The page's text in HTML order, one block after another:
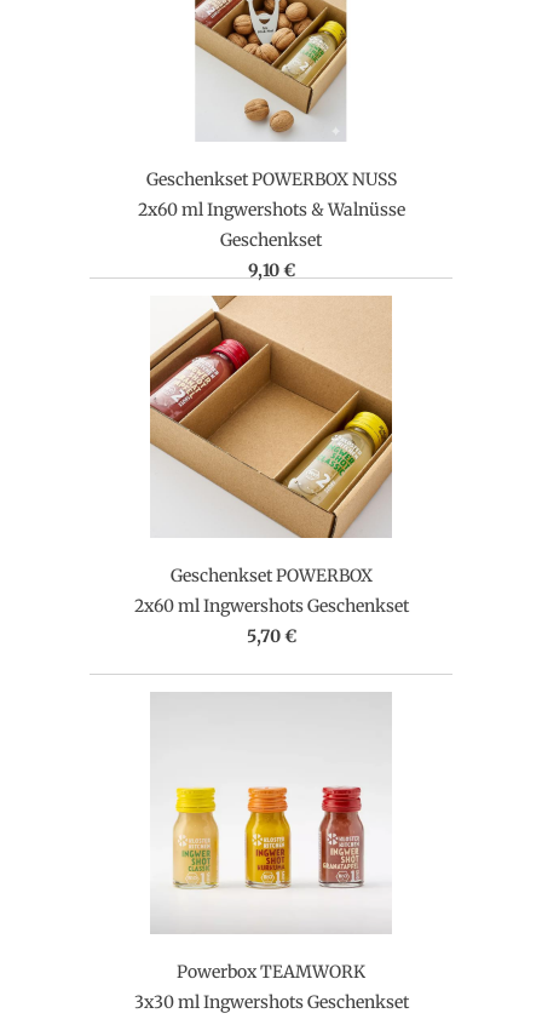
Geschenkset POWERBOX NUSS
2x60 ml Ingwershots & Walnüsse
Geschenkset
9,10 €
Geschenkset POWERBOX
2x60 ml Ingwershots Geschenkset
5,70 €
Powerbox TEAMWORK
3x30 ml Ingwershots Geschenkset